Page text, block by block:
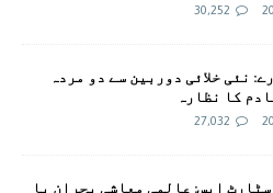
30,252
نئی خلائی دوربین سے دو مردہ
کا نظارہ
27,032
اپس: عالمی معاشی بحران یا